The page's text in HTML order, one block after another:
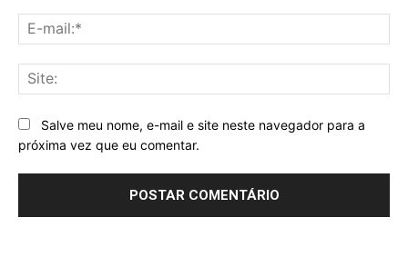
Salve meu nome, e-mail e site neste navegador para a
próxima vez que eu comentar.